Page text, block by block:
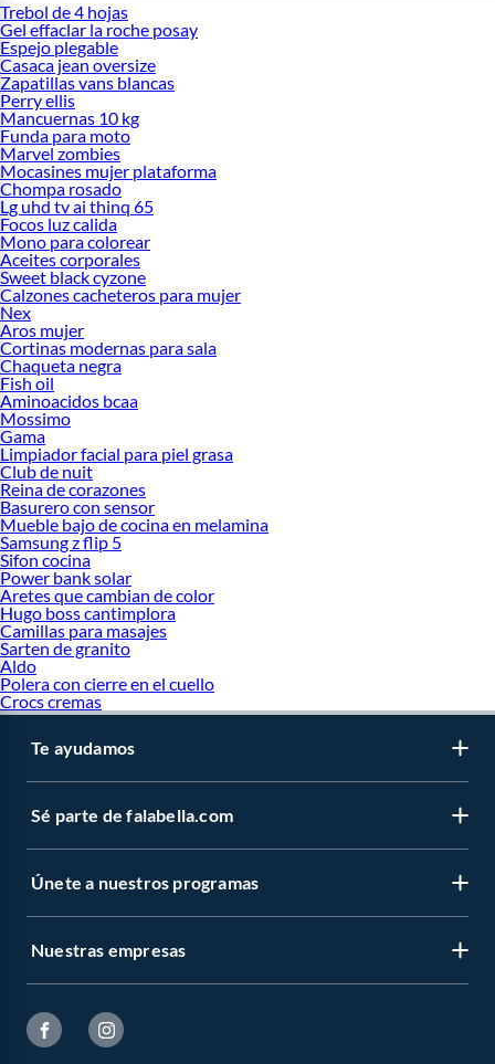
Trebol de 4 hojas
Gel effaclar la roche posay
Espejo plegable
Casaca jean oversize
Zapatillas vans blancas
Perry ellis
Mancuernas 10 kg
Funda para moto
Marvel zombies
Mocasines mujer plataforma
Chompa rosado
Lg uhd tv ai thinq 65
Focos luz calida
Mono para colorear
Aceites corporales
Sweet black cyzone
Calzones cacheteros para mujer
Nex
Aros mujer
Cortinas modernas para sala
Chaqueta negra
Fish oil
Aminoacidos bcaa
Mossimo
Gama
Limpiador facial para piel grasa
Club de nuit
Reina de corazones
Basurero con sensor
Mueble bajo de cocina en melamina
Samsung z flip 5
Sifon cocina
Power bank solar
Aretes que cambian de color
Hugo boss cantimplora
Camillas para masajes
Sarten de granito
Aldo
Polera con cierre en el cuello
Crocs cremas
Te ayudamos
Sé parte de falabella.com
Únete a nuestros programas
Nuestras empresas